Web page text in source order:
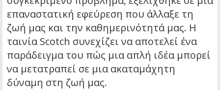
επαναστατική εφεύρεση που άλλαξε τη
ζωή μας και την καθημερινότητά μας. Η
ταινία Scotch συνεχίζει να αποτελεί ένα
παράδειγμα του πώς μια απλή ιδέα μπορεί
να μετατραπεί σε μια ακαταμάχητη
δύναμη στη ζωή μας.